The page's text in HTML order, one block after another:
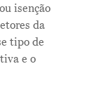
isenção
da
tipo de
e o